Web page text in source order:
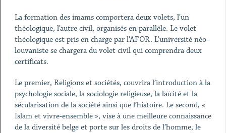
La formation des imams comportera deux volets, l’un
théologique, l’autre civil, organisés en parallèle. Le volet
théologique est pris en charge par l’AFOR. L’université néo-
louvaniste se chargera du volet civil qui comprendra deux
certificats.
Le premier, Religions et sociétés, couvrira l’introduction à la
psychologie sociale, la sociologie religieuse, la laïcité et la
sécularisation de la société ainsi que l’histoire. Le second, «
Islam et vivre-ensemble », vise à une meilleure connaissance
de la diversité belge et porte sur les droits de l’homme, le